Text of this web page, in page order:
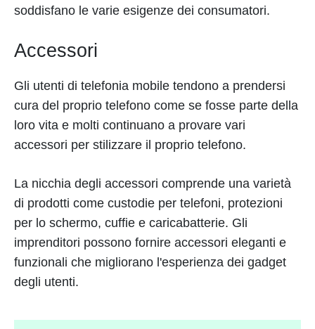
soddisfano le varie esigenze dei consumatori.
Accessori
Gli utenti di telefonia mobile tendono a prendersi
cura del proprio telefono come se fosse parte della
loro vita e molti continuano a provare vari
accessori per stilizzare il proprio telefono.
La nicchia degli accessori comprende una varietà
di prodotti come custodie per telefoni, protezioni
per lo schermo, cuffie e caricabatterie. Gli
imprenditori possono fornire accessori eleganti e
funzionali che migliorano l'esperienza dei gadget
degli utenti.